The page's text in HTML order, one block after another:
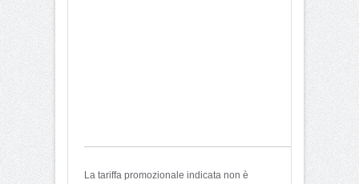
La tariffa promozionale indicata non è